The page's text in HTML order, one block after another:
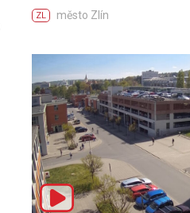
ZL město Zlín